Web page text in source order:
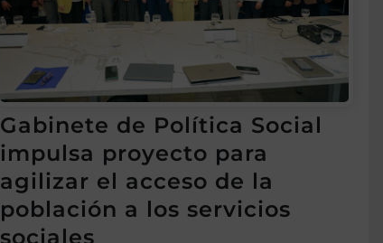
Gabinete de Política Social
impulsa proyecto para
agilizar el acceso de la
población a los servicios
sociales